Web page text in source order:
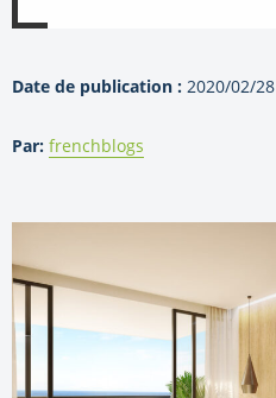
Date de publication : 2020/02/28
Par: frenchblogs